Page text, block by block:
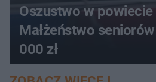
Oszustwo w
Małżeństwo
000 zł